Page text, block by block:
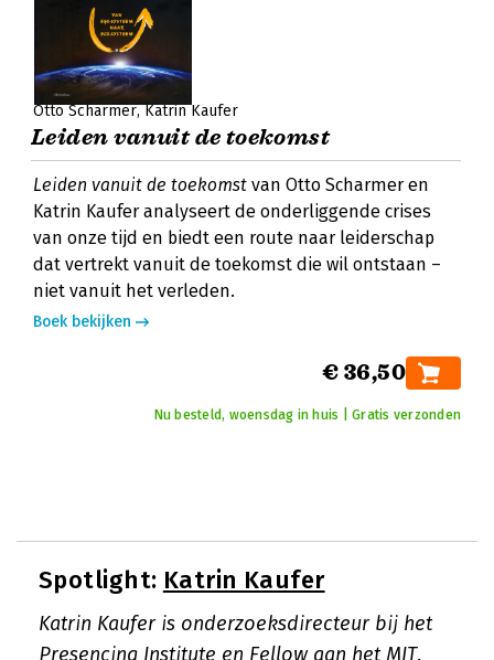
Otto Scharmer Katrin Kaufer
Leiden vanuit de toekomst
Leiden vanuit de toekomst van Otto Scharmer en
Katrin Kaufer analyseert de onderliggende crises
van onze tijd en biedt een route naar leiderschap
dat vertrekt vanuit de toekomst die wil ontstaan –
niet vanuit het verleden.
Boek bekijken
€ 36,50
Nu besteld, woensdag in huis | Gratis verzonden
Spotlight: Katrin Kaufer
Katrin Kaufer is onderzoeksdirecteur bij het
Presencing Institute en Fellow aan het MIT.